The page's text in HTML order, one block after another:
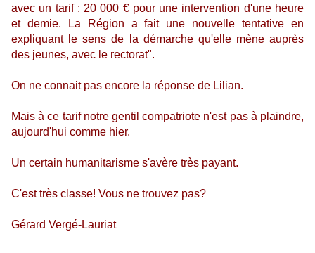
avec un tarif : 20 000 € pour une intervention d'une heure
et demie. La Région a fait une nouvelle tentative en
expliquant le sens de la démarche qu'elle mène auprès
des jeunes, avec le rectorat".
On ne connait pas encore la réponse de Lilian.
Mais à ce tarif notre gentil compatriote n'est pas à plaindre,
aujourd'hui comme hier.
Un certain humanitarisme s'avère très payant.
C'est très classe! Vous ne trouvez pas?
Gérard Vergé-Lauriat